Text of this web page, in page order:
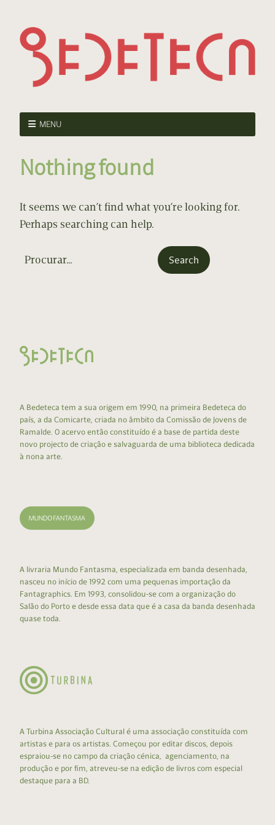
MENU
Nothing found
It seems we can’t find what you’re looking for.
Perhaps searching can help.
A Bedeteca tem a sua origem em 1990, na primeira Bedeteca do
país, a da Comicarte, criada no âmbito da Comissão de Jovens de
Ramalde. O acervo então constituído é a base de partida deste
novo projecto de criação e salvaguarda de uma biblioteca dedicada
à nona arte.
A livraria Mundo Fantasma, especializada em banda desenhada,
nasceu no início de 1992 com uma pequenas importação da
Fantagraphics. Em 1993, consolidou-se com a organização do
Salão do Porto e desde essa data que é a casa da banda desenhada
quase toda.
A Turbina Associação Cultural é uma associação constituída com
artistas e para os artistas. Começou por editar discos, depois
espraiou-se no campo da criação cénica, agenciamento, na
produção e por fim, atreveu-se na edição de livros com especial
destaque para a BD.